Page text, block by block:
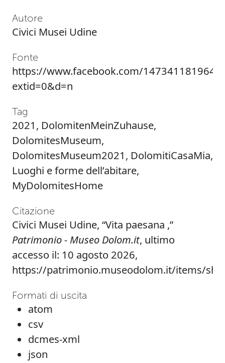
Autore
Civici Musei Udine
Fonte
https://www.facebook.com/
extid=0&d=n
Tag
2021, DolomitenMeinZuhause,
DolomitesMuseum,
DolomitesMuseum2021, DolomitiCasaMia,
Luoghi e forme dell’abitare,
MyDolomitesHome
Citazione
Civici Musei Udine, “Vita paesana ,”
Patrimonio - Museo Dolom.it, ultimo
accesso il: 10 agosto 2026,
https://patrimonio.museodolom.it/items/
Formati di uscita
atom
csv
dcmes-xml
json